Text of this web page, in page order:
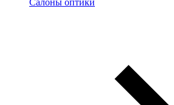
Салоны оптики